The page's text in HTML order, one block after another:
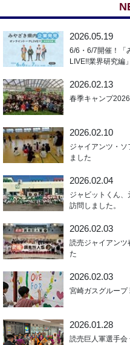
2026.05.19
6/6・6/7開催！「
LIVE!!業界研究編
2026.02.13
春季キャンプ
2026.02.10
ジャイアンツ・
ました
2026.02.04
ジャビットくん
訪問しました。
2026.02.03
読売ジャイアンツ
た
2026.02.03
宮崎ガスグループ
2026.01.28
読売巨人軍選手会